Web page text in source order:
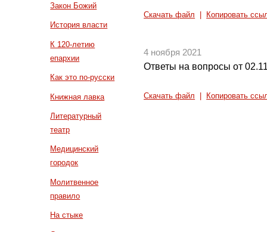
Закон Божий
История власти
К 120-летию
епархии
Как это по-русски
Книжная лавка
Литературный
театр
Медицинский
городок
Молитвенное
правило
На стыке
Скачать файл Копировать
4 ноября 2021
Ответы на вопросы от
Скачать файл Копировать